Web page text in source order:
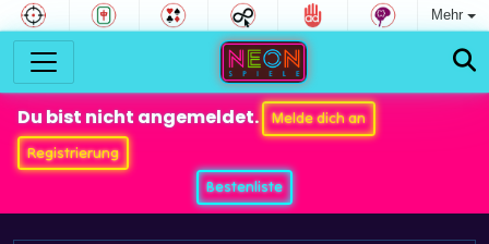
Mehr
Du bist nicht angemeldet.
Melde dich an
Registrierung
Bestenliste